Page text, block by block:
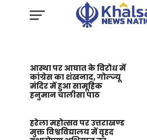
आस्था पर आघात के विरोध में
कांग्रेस का शंखनाद, गोल्ज्यू
मंदिर में हुआ सामूहिक
हनुमान चालीसा पाठ
हरेला महोत्सव पर उत्तराखण्ड
मुक्त विश्वविद्यालय में वृहद